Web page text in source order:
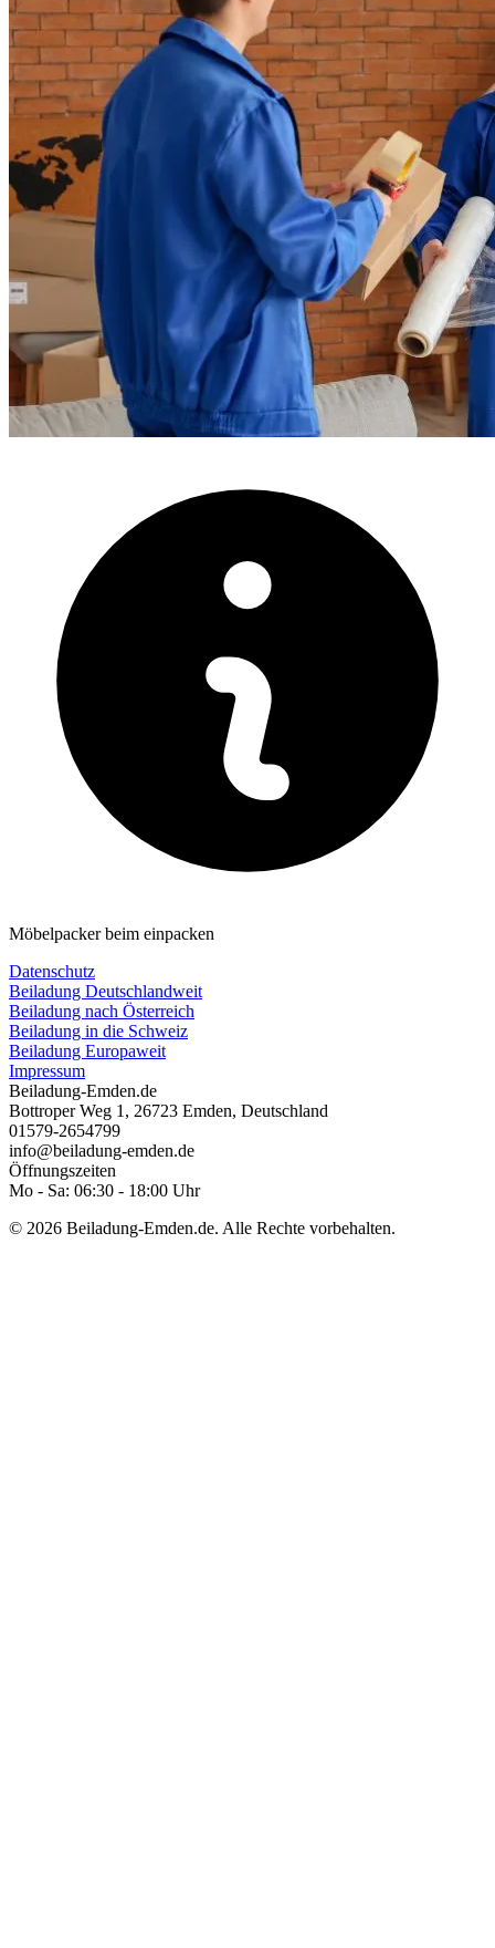
Möbelpacker beim einpacken
Datenschutz
Beiladung Deutschlandweit
Beiladung nach Österreich
Beiladung in die Schweiz
Beiladung Europaweit
Impressum
Beiladung-Emden.de
Bottroper Weg 1 , 26723 Emden, Deutschland
01579-2654799
info@beiladung-emden.de
Öffnungszeiten
Mo - Sa: 06:30 - 18:00 Uhr
© 2026 Beiladung-Emden.de. Alle Rechte vorbehalten.